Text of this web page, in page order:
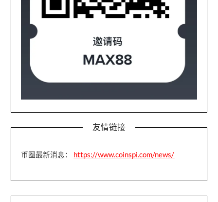
友情链接
币圈最新消息： https://www.coinspi.com/news/